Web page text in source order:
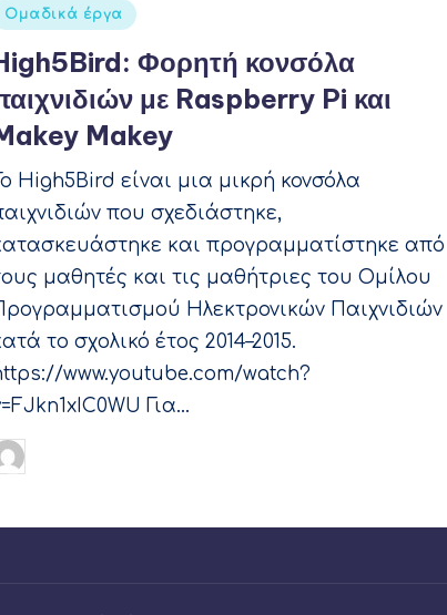
Ομαδικά έργα
Φορητή κονσόλα
με Raspberry Pi και
Makey
High5Bird είναι μια μικρή κονσόλα
που σχεδιάστηκε,
και προγραμματίστηκε από
μαθητές και τις μαθήτριες του Ομίλου
Ηλεκτρονικών Παιχνιδιών
το σχολικό έτος 2014–2015.
www.youtube.com/watch?
Για…
Ετικέτες: